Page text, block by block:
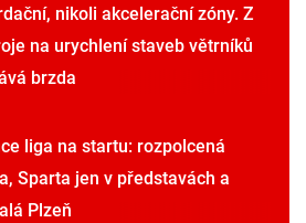
nikoli akcelerační zóny. Z
na urychlení staveb větrníků
brzda
liga na startu: rozpolcená
Sparta jen v představách a
Plzeň